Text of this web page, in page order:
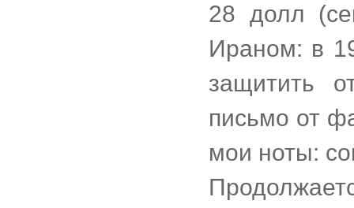
28 долл
Ираном: в
защитить
письмо от
мои ноты: